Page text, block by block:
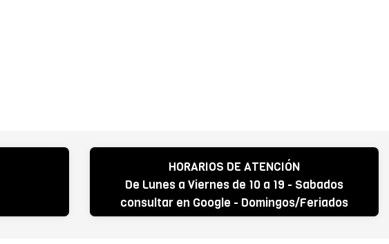
HORARIOS DE ATENCIÓN
De Lunes a Viernes de 10 a 19 - Sabados
consultar en Google - Domingos/Feriados
CERRADO